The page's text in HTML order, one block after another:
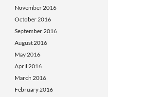
November 2016
October 2016
September 2016
August 2016
May 2016
April 2016
March 2016
February 2016